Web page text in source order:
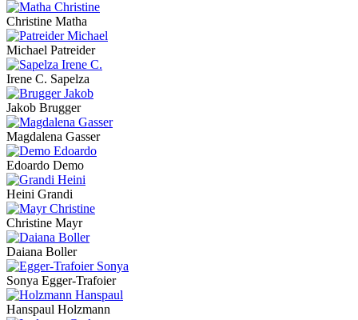
Christine Matha
Michael Patreider
Irene C. Sapelza
Jakob Brugger
Magdalena Gasser
Edoardo Demo
Heini Grandi
Christine Mayr
Daiana Boller
Sonya Egger-Trafoier
Hanspaul Holzmann